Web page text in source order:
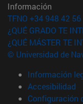
Información
TFNO +34 948 42 56
¿QUÉ GRADO TE
¿QUÉ MÁSTER TE
© Universidad de
Información
Accesibilidad
Configuración